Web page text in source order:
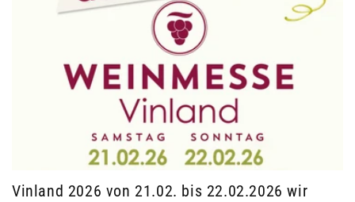
Vinland 2026 von 21.02. bis 22.02.2026 wir